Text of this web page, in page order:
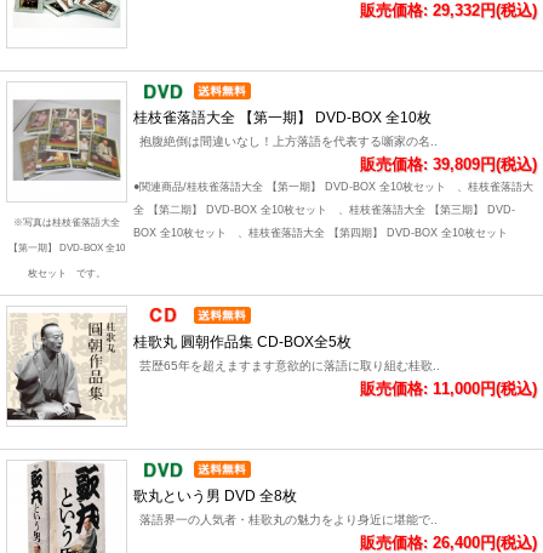
販売価格: 29,332円(税込)
※写真は桂枝雀落語大全
【第一期】 DVD-BOX 全10
枚セット です。
桂枝雀落語大全 【第一期】 DVD-BOX 全10枚
抱腹絶倒は間違いなし！上方落語を代表する噺家の名..
販売価格: 39,809円(税込)
●関連商品/桂枝雀落語大全 【第一期】 DVD-BOX 全10枚セット 、桂枝雀落語大
全 【第二期】 DVD-BOX 全10枚セット 、桂枝雀落語大全 【第三期】 DVD-
BOX 全10枚セット 、桂枝雀落語大全 【第四期】 DVD-BOX 全10枚セット
桂歌丸 圓朝作品集 CD-BOX全5枚
芸歴65年を超えますます意欲的に落語に取り組む桂歌..
販売価格: 11,000円(税込)
歌丸という男 DVD 全8枚
落語界一の人気者・桂歌丸の魅力をより身近に堪能で..
販売価格: 26,400円(税込)